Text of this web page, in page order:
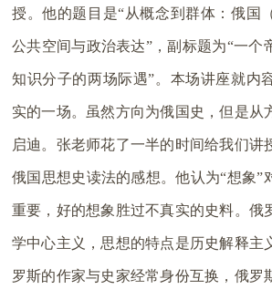
授。他的题目是“从概念到群体：俄国
公共空间与政治表达”，副标题为“一个
知识分子的两场际遇”。本场讲座就内
实的一场。虽然方向为俄国史，但是从
启迪。张老师花了一半的时间给我们讲
俄国思想史读法的感想。他认为“想象”
重要，好的想象胜过不真实的史料。俄
学中心主义，思想的特点是历史解释主
罗斯的作家与史家经常身份互换，俄罗